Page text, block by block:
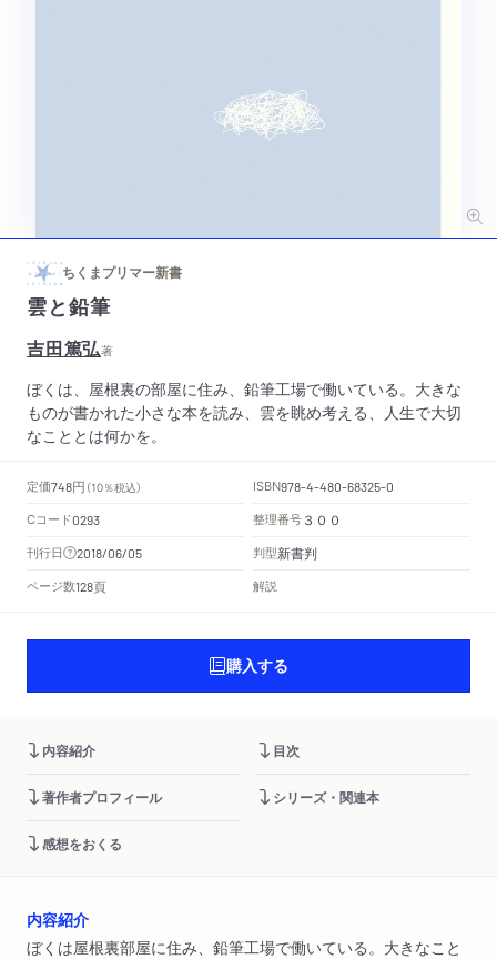
ちくまプリマー新書
雲と鉛筆
吉田篤弘著
ぼくは、屋根裏の部屋に住み、鉛筆工場で働いている。大きな
ものが書かれた小さな本を読み、雲を眺め考える、人生で大切
なこととは何かを。
定価748円 （10％税込） ISBN978-4-480-68325-0
Cコード0293 整理番号 ３００
刊行日 2018/06/05 判型新書判
ページ数128頁 解説
購入する
内容紹介 目次
著作者プロフィール シリーズ・関連本
感想をおくる
内容紹介
ぼくは屋根裏部屋に住み、鉛筆工場で働いている。大きなこと